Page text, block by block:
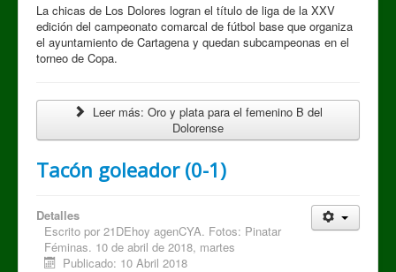
La chicas de Los Dolores logran el título de liga de la XXV
edición del campeonato comarcal de fútbol base que organiza
el ayuntamiento de Cartagena y quedan subcampeonas en el
torneo de Copa.
Leer más: Oro y plata para el femenino B del
Dolorense
Tacón goleador (0-1)
Detalles
Escrito por 21DEhoy agenCYA. Fotos: Pinatar
Féminas. 10 de abril de 2018, martes
Publicado: 10 Abril 2018